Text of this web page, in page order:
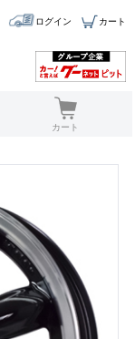
ログイン カート
カート